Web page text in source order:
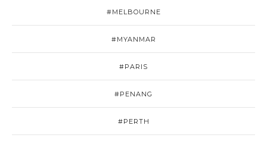
#MELBOURNE
#MYANMAR
#PARIS
#PENANG
#PERTH